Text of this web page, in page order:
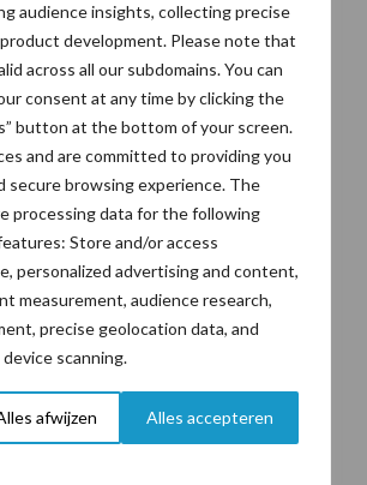
audience insights, collecting precise
development. Please note that
across all our subdomains. You can
consent at any time by clicking the
button at the bottom of your screen.
and are committed to providing you
secure browsing experience. The
processing data for the following
Store and/or access
personalized advertising and content,
measurement, audience research,
precise geolocation data, and
scanning.
afwijzen Alles accepteren
niet om een sleufsilo, hij vraagt om
aldus Anton Bunt, directeur van